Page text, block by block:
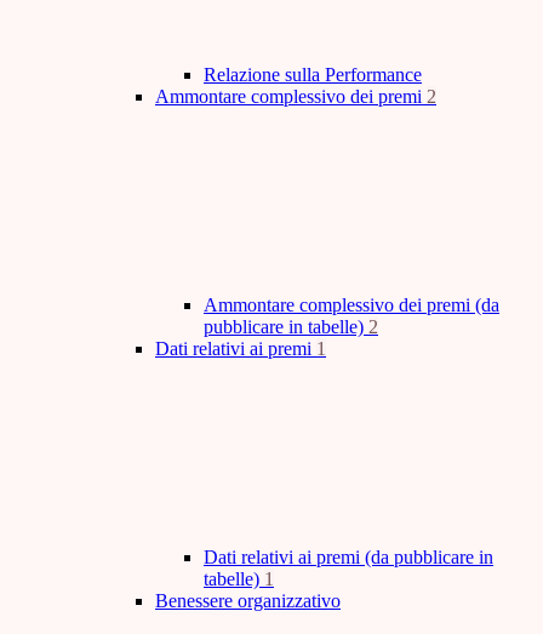
Relazione sulla Performance
Ammontare complessivo dei premi 2
Ammontare complessivo dei premi (da
pubblicare in tabelle) 2
Dati relativi ai premi 1
Dati relativi ai premi (da pubblicare in
tabelle) 1
Benessere organizzativo